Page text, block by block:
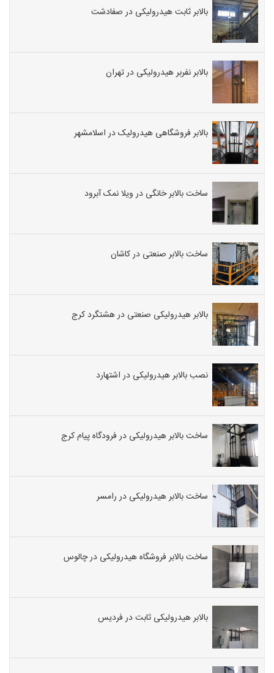
بالابر ثابت هیدرولیکی در صفادشت
بالابر نفربر هیدرولیکی در تهران
بالابر فروشگاهی هیدرولیک در اسلامشهر
ساخت بالابر خانگی در ویلا نمک آبرود
ساخت بالابر صنعتی در کاشان
بالابر هیدرولیکی صنعتی در هشتگرد کرج
نصب بالابر هیدرولیکی در اشتهارد
ساخت بالابر هیدرولیکی در فرودگاه پیام کرج
ساخت بالابر هیدرولیکی در رامسر
ساخت بالابر فروشگاه هیدرولیکی در چالوس
بالابر هیدرولیکی ثابت در فردیس